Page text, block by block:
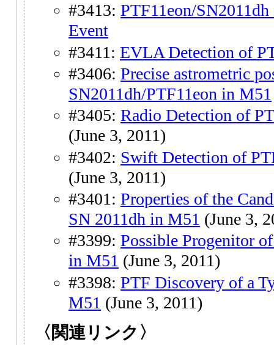
#3413: PTF11eon/
Event
#3411: EVLA Detection of
#3406: Precise astrometric
SN2011dh/PTF11eon in M51
#3405: Radio Detection of
(June 3, 2011)
#3402: Swift Detection of
(June 3, 2011)
#3401: Properties of the
SN 2011dh in M51 (June 3,
#3399: Possible Progenitor
in M51 (June 3, 2011)
#3398: PTF Discovery of a
M51 (June 3, 2011)
〈関連リンク〉